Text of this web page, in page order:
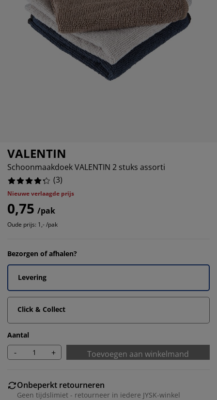
en accessoires
VALENTIN
Schoonmaakdoek VALENTIN 2 stuks assorti
(3)
Nieuwe verlaagde prijs
0,75 /pak
Oude prijs: 1,- /pak
Bezorgen of afhalen?
Levering
Click & Collect
Aantal
- + Toevoegen aan winkelmand
Onbeperkt retourneren
Geen tijdslimiet - retourneer in iedere JYSK-winkel